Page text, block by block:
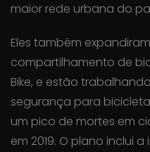
maior rede urbana do
Eles também
compartilhamento de
Bike, e estão
segurança para
um pico de mortes em
em 2019. O plano inclui